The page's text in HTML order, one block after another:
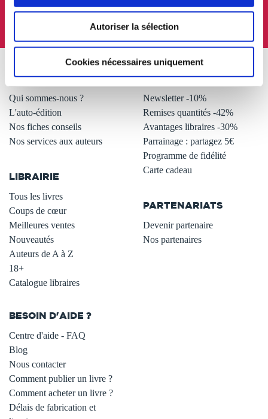
Autoriser la sélection
Cookies nécessaires uniquement
À PROPOS
Qui sommes-nous ?
L'auto-édition
Nos fiches conseils
Nos services aux auteurs
LIBRAIRIE
Tous les livres
Coups de cœur
Meilleures ventes
Nouveautés
Auteurs de A à Z
18+
Catalogue libraires
OFFRES
Newsletter -10%
Remises quantités -42%
Avantages libraires -30%
Parrainage : partagez 5€
Programme de fidélité
Carte cadeau
PARTENARIATS
Devenir partenaire
Nos partenaires
BESOIN D'AIDE ?
Centre d'aide - FAQ
Blog
Nous contacter
Comment publier un livre ?
Comment acheter un livre ?
Délais de fabrication et